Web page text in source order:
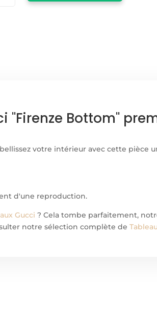
"Firenze Bottom"
votre intérieur avec cette pièce
d'une reproduction.
Gucci ? Cela tombe parfaitement,
notre sélection complète de